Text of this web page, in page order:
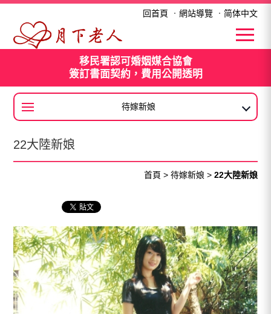
22大陸新娘
回首頁 ． 網站導覽． 简体中文
移民署認可婚姻媒合協會
簽訂書面契約，費用公開透明
待嫁新娘
大陸新娘
22大陸新娘
首頁 > 待嫁新娘 > 22大陸新娘